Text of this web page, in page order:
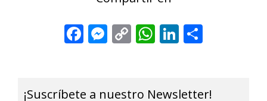
Facebook
Messenger
CopyWhatsApp
LinkedIn
¡Suscríbete a nuestro Newsletter!